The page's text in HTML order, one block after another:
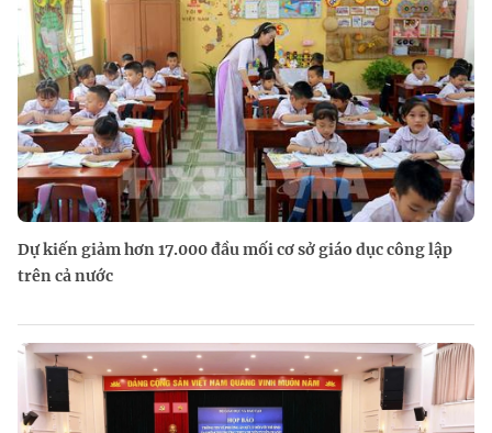
Dự kiến giảm hơn 17.000 đầu mối cơ sở giáo dục công lập
trên cả nước